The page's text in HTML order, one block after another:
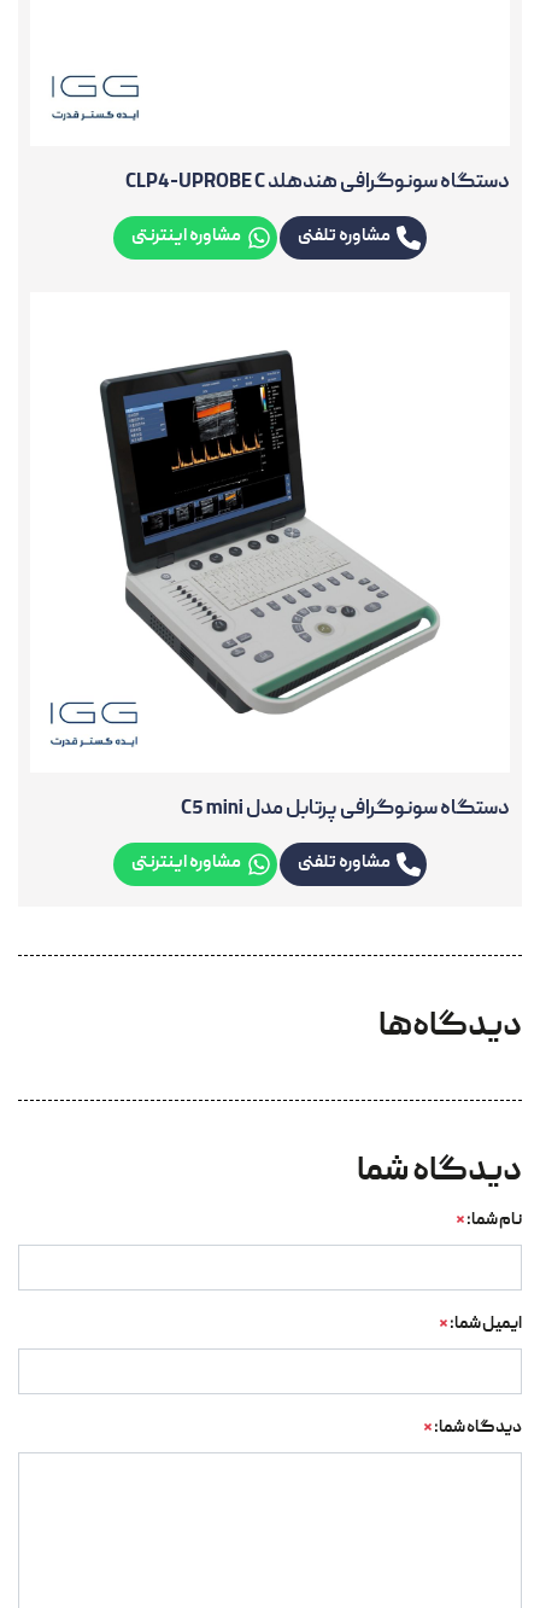
دستگاه سونوگرافی هندهلد CLP4-UPROBE C
مشاوره تلفنی مشاوره اینترنتی
دستگاه سونوگرافی پرتابل مدل C5 mini
مشاوره تلفنی مشاوره اینترنتی
دیدگاه‌ها
دیدگاه شما
نام شما:*
ایمیل شما:*
دیدگاه شما:*